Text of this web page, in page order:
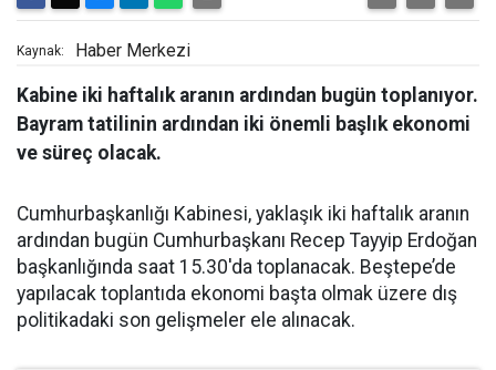
Kaynak: Haber Merkezi
Kabine iki haftalık aranın ardından bugün toplanıyor.
Bayram tatilinin ardından iki önemli başlık ekonomi
ve süreç olacak.
Cumhurbaşkanlığı Kabinesi, yaklaşık iki haftalık aranın
ardından bugün Cumhurbaşkanı Recep Tayyip Erdoğan
başkanlığında saat 15.30'da toplanacak. Beştepe’de
yapılacak toplantıda ekonomi başta olmak üzere dış
politikadaki son gelişmeler ele alınacak.